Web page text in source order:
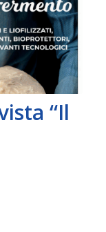
“Il